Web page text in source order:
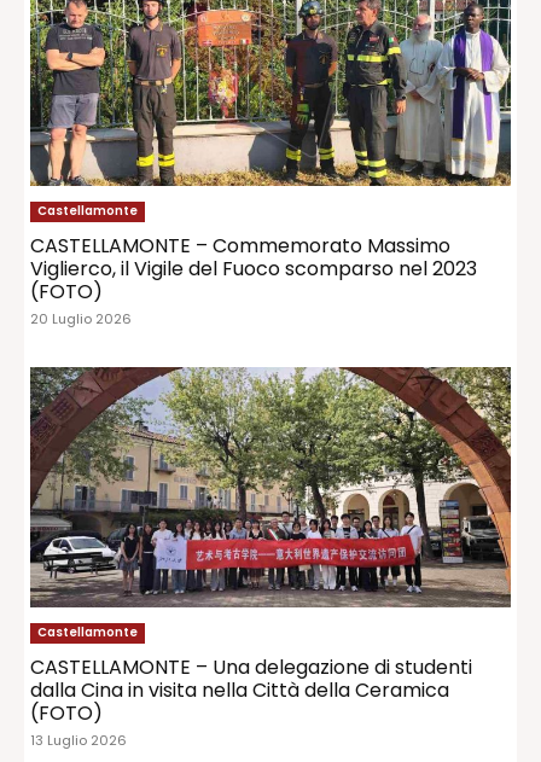
Castellamonte
CASTELLAMONTE – Commemorato Massimo
Viglierco, il Vigile del Fuoco scomparso nel 2023
(FOTO)
20 Luglio 2026
Castellamonte
CASTELLAMONTE – Una delegazione di studenti
dalla Cina in visita nella Città della Ceramica
(FOTO)
13 Luglio 2026